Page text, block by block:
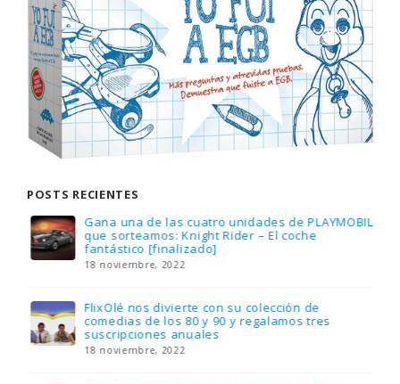
POSTS RECIENTES
Gana una de las cuatro unidades de PLAYMOBIL
que sorteamos: Knight Rider – El coche
fantástico [finalizado]
18 noviembre, 2022
FlixOlé nos divierte con su colección de
comedias de los 80 y 90 y regalamos tres
suscripciones anuales
18 noviembre, 2022